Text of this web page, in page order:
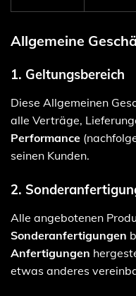
Allgemeine
1. Geltungsbereich
Diese Allgemeinen
alle Verträge,
Performance
seinen Kunden.
2.
Alle angebotenen
Sonderanfertigungen
Anfertigungen
etwas anderes